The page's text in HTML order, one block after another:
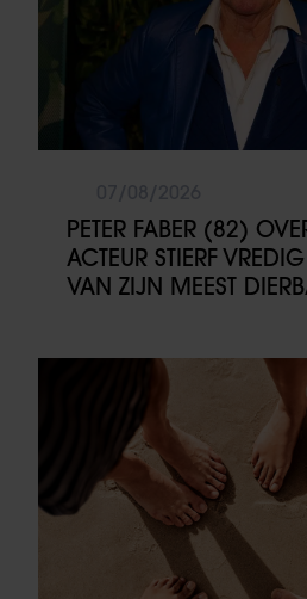
PETER FABER (82)
ACTEUR STIERF
VAN ZIJN MEEST